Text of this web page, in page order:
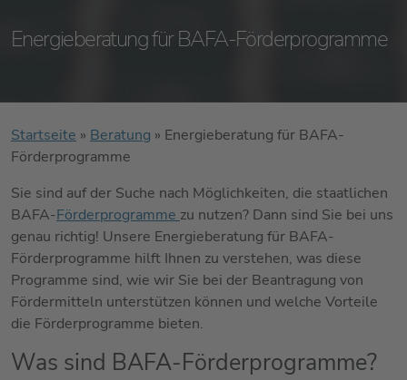
Energieberatung für BAFA-Förderprogramme
Startseite » Beratung » Energieberatung für BAFA-
Förderprogramme
Sie sind auf der Suche nach Möglichkeiten, die staatlichen
BAFA-Förderprogramme zu nutzen? Dann sind Sie bei uns
genau richtig! Unsere Energieberatung für BAFA-
Förderprogramme hilft Ihnen zu verstehen, was diese
Programme sind, wie wir Sie bei der Beantragung von
Fördermitteln unterstützen können und welche Vorteile
die Förderprogramme bieten.
Was sind BAFA-Förderprogramme?